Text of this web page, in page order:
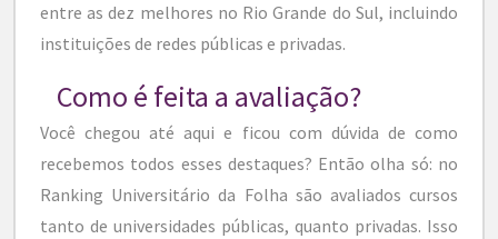
entre as dez melhores no Rio Grande do Sul, incluindo
instituições de redes públicas e privadas.
Como é feita a avaliação?
Você chegou até aqui e ficou com dúvida de como
recebemos todos esses destaques? Então olha só: no
Ranking Universitário da Folha são avaliados cursos
tanto de universidades públicas, quanto privadas. Isso